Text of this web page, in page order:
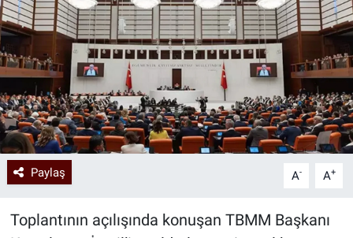
Paylaş A- A+
Toplantının açılışında konuşan TBMM Başkanı